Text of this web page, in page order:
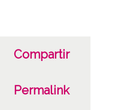
Compartir
Permalink